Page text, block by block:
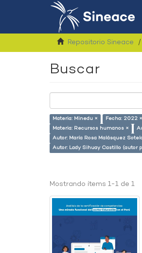
Repositorio Sineace
Buscar
Materia: Minedu × Fecha: 2022 ×
Materia: Recursos humanos ×
Autor: María Rosa Malásquez
Autor: Lady Sihuay Castillo (autor
Mostrando ítems 1-1 de 1